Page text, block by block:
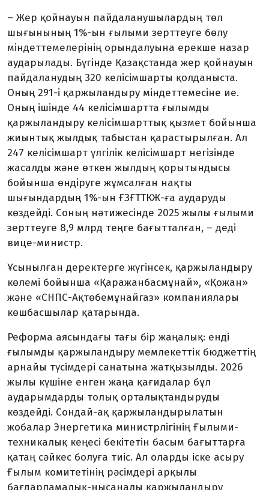
– Жер қойнауын пайдаланушылардың төл
шығынының 1%-ын ғылыми зерттеуге бөлу
міндеттемелерінің орындалуына ерекше назар
аударылады. Бүгінде Қазақстанда жер қойнауын
пайдаланудың 320 келісімшарты қолданыста.
Оның 291-і қаржыландыру міндеттемесіне ие.
Оның ішінде 44 келісімшартта ғылымды
қаржыландыру келісімшарттық қызмет бойынша
жиынтық жылдық табыстан қарастырылған. Ал
247 келісімшарт үлгілік келісімшарт негізінде
жасалды және өткен жылдың қорытындысы
бойынша өндіруге жұмсалған нақты
шығындардың 1%-ын ҒЗҒТТКЖ-ға аударуды
көздейді. Соның нәтижесінде 2025 жылы ғылыми
зерттеуге 8,9 млрд теңге бағытталған, ­– деді
вице-министр.
Ұсынылған деректерге жүгінсек, қаржыландыру
көлемі бойынша «Қаражанбасмұнай», «Қожан»
және «СНПС-Ақтөбемұнайгаз» компаниялары
көшбасшылар қатарында.
Реформа аясындағы тағы бір жаңалық: енді
ғылымды қаржыландыру мемлекеттік бюджеттің
арнайы түсімдері санатына жатқызылды. 2026
жылы күшіне енген жаңа қағидалар бұл
аударымдарды толық орталықтандыруды
көздейді. Сондай-ақ қаржыландырылатын
жобалар Энергетика ми­нистрлігінің Ғылыми-
техникалық кеңесі бекітетін басым бағыттарға
қатаң сәйкес болуға тиіс. Ал оларды іске асыру
Ғылым комитетінің рәсімдері арқылы
бағдарламалық-нысаналы қаржыландыру